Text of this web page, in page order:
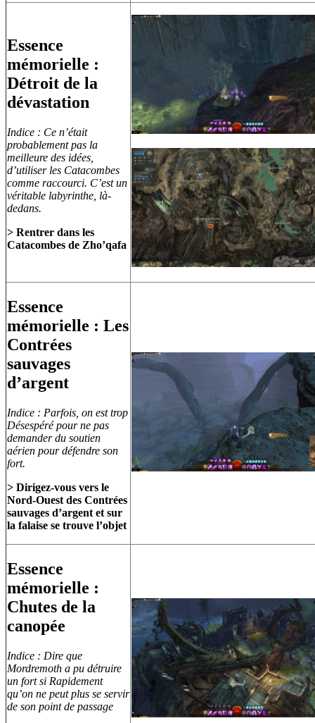
Essence
mémorielle :
Détroit de la
dévastation
Indice : Ce n’était
probablement pas la
meilleure des idées,
d’utiliser les Catacombes
comme raccourci. C’est un
véritable labyrinthe, là-
dedans.
> Rentrer dans les
Catacombes de Zho’qafa
Essence
mémorielle : Les
Contrées
sauvages
d’argent
Indice : Parfois, on est trop
Désespéré pour ne pas
demander du soutien
aérien pour défendre son
fort.
> Dirigez-vous vers le
Nord-Ouest des Contrées
sauvages d’argent et sur
la falaise se trouve l’objet
Essence
mémorielle :
Chutes de la
canopée
Indice : Dire que
Mordremoth a pu détruire
un fort si Rapidement
qu’on ne peut plus se servir
de son point de passage